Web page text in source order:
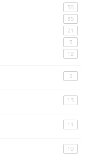
38
35
21
3
18
2
13
11
10